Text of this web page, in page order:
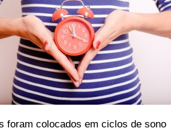
foram colocados em ciclos de sono